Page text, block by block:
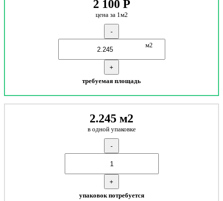
2 100 Р
цена за 1м2
-
м2
+
требуемая площадь
2.245 м2
в одной упаковке
-
+
упаковок потребуется